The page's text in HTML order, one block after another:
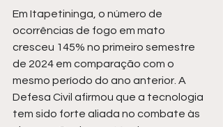
Em Itapetininga, o número de
ocorrências de fogo em mato
cresceu 145% no primeiro semestre
de 2024 em comparação com o
mesmo período do ano anterior. A
Defesa Civil afirmou que a tecnologia
tem sido forte aliada no combate às